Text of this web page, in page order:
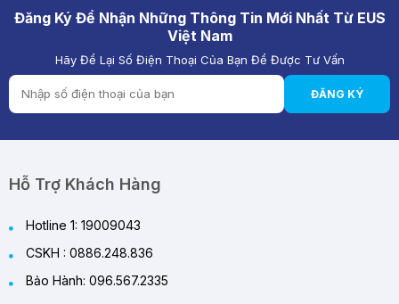
28/05/2026
Quạt Tích Điện Pin Lithium vs Pin Ắc Quy: Loại
Nào Đáng Mua Hơn?
28/05/2026
29/05/2026
Đăng Ký Để Nhận Những Thông Tin Mới Nhất Từ EUS
Việt Nam
Hãy Để Lại Số Điện Thoại Của Bạn Để Được Tư Vấn
ĐĂNG KÝ
Hỗ Trợ Khách Hàng
Hotline 1: 19009043
CSKH : 0886.248.836
Bảo Hành: 096.567.2335